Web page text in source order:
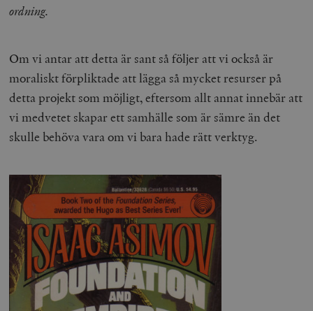
ordning.
Om vi antar att detta är sant så följer att vi också är
moraliskt förpliktade att lägga så mycket resurser på
detta projekt som möjligt, eftersom allt annat innebär att
vi medvetet skapar ett samhälle som är sämre än det
skulle behöva vara om vi bara hade rätt verktyg.